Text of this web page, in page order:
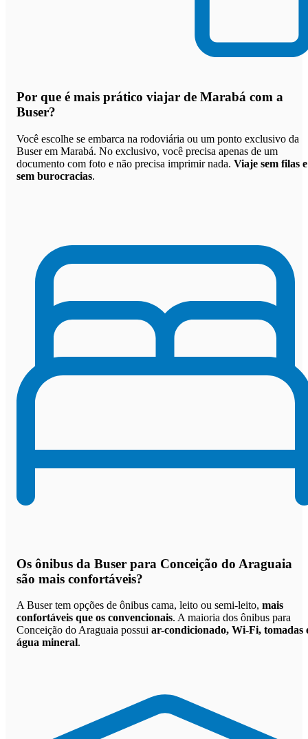
Por que é mais prático viajar de Marabá com a
Buser?
Você escolhe se embarca na rodoviária ou um ponto exclusivo da
Buser em Marabá. No exclusivo, você precisa apenas de um
documento com foto e não precisa imprimir nada. Viaje sem filas e
sem burocracias.
Os ônibus da Buser para Conceição do Araguaia
são mais confortáveis?
A Buser tem opções de ônibus cama, leito ou semi-leito, mais
confortáveis que os convencionais. A maioria dos ônibus para
Conceição do Araguaia possui ar-condicionado, Wi-Fi, tomadas
água mineral.